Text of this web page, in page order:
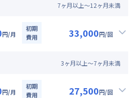
7ヶ月以上～12ヶ月未満
円/月
初期
費用
33,000円/回
30日利用）
円/日) (税抜)
抜)
3ヶ月以上～7ヶ月未満
円/月
初期
費用
27,500円/回